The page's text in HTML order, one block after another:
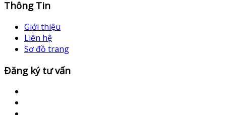
Thông Tin
Giới thiệu
Liên hệ
Sơ đồ trang
Đăng ký tư vấn